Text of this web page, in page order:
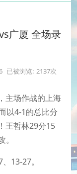
广厦 全场录
已被浏览: 2137次
主场作战的上海
以4-1的总比分
王哲林29分15
13-27。